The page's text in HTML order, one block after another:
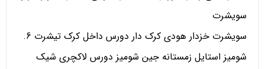
سویشرت
سویشرت خزدار هودی کرک دار دورس داخل کرک تیشرت 6.
شومیز استایل زمستانه جین شومیز دورس لاکچری شیک